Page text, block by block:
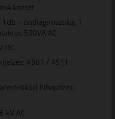
között
1db – öndiagnosztika, 1
500VA AC
DC
4501 / 4511
mérőköri hibajelzés:
kV AC